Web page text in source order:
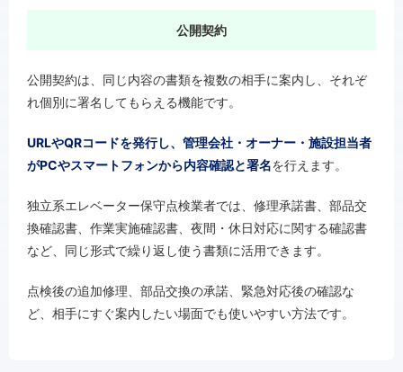
公開契約
公開契約は、同じ内容の書類を複数の相手に案内し、それぞ
れ個別に署名してもらえる機能です。
URLやQRコードを発行し、管理会社・オーナー・施設担当者
がPCやスマートフォンから内容確認と署名を行えます。
独立系エレベーター保守点検業者では、修理承諾書、部品交
換確認書、作業実施確認書、夜間・休日対応に関する確認書
など、同じ形式で繰り返し使う書類に活用できます。
点検後の追加修理、部品交換の承諾、緊急対応後の確認な
ど、相手にすぐ案内したい場面でも使いやすい方法です。